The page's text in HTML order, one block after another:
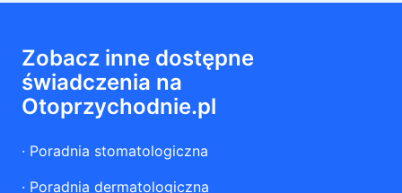
Zobacz inne dostępne
świadczenia na
Otoprzychodnie.pl
· Poradnia stomatologiczna
· Poradnia dermatologiczna